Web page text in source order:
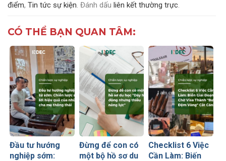
điểm, Tin tức sự kiện. Đánh dấu liên kết thường trực.
CÓ THỂ BẠN QUAN TÂM:
Đầu tư hướng
nghiệp sớm:
Đừng để con có
một bộ hồ sơ du
Checklist 6 Việc
Cần Làm: Biến